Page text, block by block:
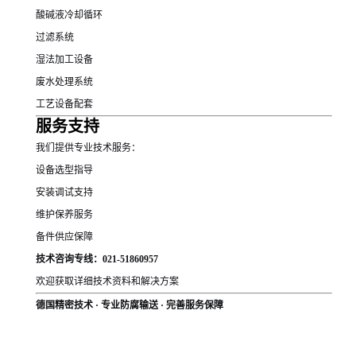
酸碱液冷却循环
过滤系统
湿法加工设备
废水处理系统
工艺设备配套
服务支持
我们提供专业技术服务：
设备选型指导
安装调试支持
维护保养服务
备件供应保障
技术咨询专线：021-51860957
欢迎获取详细技术资料和解决方案
德国精密技术 · 专业防腐输送 · 完善服务保障